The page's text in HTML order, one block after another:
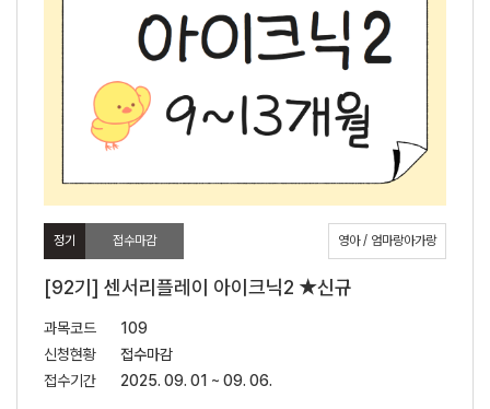
정기 접수마감 영아 / 엄마랑아가랑
[92기] 센서리플레이 아이크닉2 ★신규
과목코드
109
신청현황
접수마감
접수기간
2025. 09. 01 ~ 09. 06.